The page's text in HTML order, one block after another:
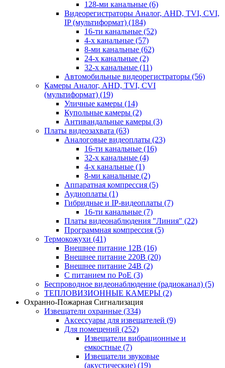
128-ми канальные (6)
Видеорегистраторы Аналог, AHD, TVI, CVI,
IP (мультиформат) (184)
16-ти канальные (52)
4-х канальные (57)
8-ми канальные (62)
24-х канальные (2)
32-х канальные (11)
Автомобильные видеорегистраторы (56)
Камеры Аналог, AHD, TVI, CVI
(мультиформат) (19)
Уличные камеры (14)
Купольные камеры (2)
Антивандальные камеры (3)
Платы видеозахвата (63)
Аналоговые видеоплаты (23)
16-ти канальные (16)
32-х канальные (4)
4-х канальные (1)
8-ми канальные (2)
Аппаратная компрессия (5)
Аудиоплаты (1)
Гибридные и IP-видеоплаты (7)
16-ти канальные (7)
Платы видеонаблюдения "Линия" (22)
Программная компрессия (5)
Термокожухи (41)
Внешнее питание 12В (16)
Внешнее питание 220В (20)
Внешнее питание 24В (2)
С питанием по PoE (3)
Беспроводное видеонаблюдение (радиоканал) (5)
ТЕПЛОВИЗИОННЫЕ КАМЕРЫ (2)
Охранно-Пожарная Сигнализация
Извещатели охранные (334)
Аксессуары для извещателей (9)
Для помещений (252)
Извещатели вибрационные и
емкостные (7)
Извещатели звуковые
(акустические) (19)